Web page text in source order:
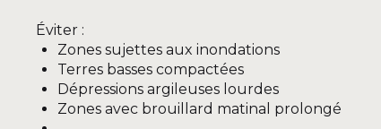
Éviter :
Zones sujettes aux inondations
Terres basses compactées
Dépressions argileuses lourdes
Zones avec brouillard matinal prolongé